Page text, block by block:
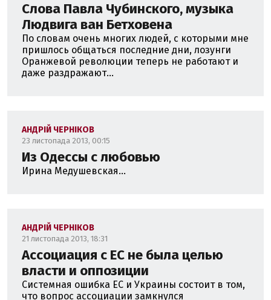
Слова Павла Чубинского, музыка
Людвига ван Бетховена
По словам очень многих людей, с которыми мне
пришлось общаться последние дни, лозунги
Оранжевой революции теперь не работают и
даже раздражают...
АНДРІЙ ЧЕРНІКОВ
23 листопада 2013, 00:15
Из Одессы с любовью
Ирина Медушевская...
АНДРІЙ ЧЕРНІКОВ
21 листопада 2013, 18:31
Ассоциация с ЕС не была целью
власти и оппозиции
Системная ошибка ЕС и Украины состоит в том,
что вопрос ассоциации замкнулся